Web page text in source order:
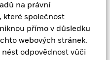
na právní
které společnost
přímo v důsledku
webových stránek.
odpovědnost vůči
stránky BNBV.
organizace, která není
webových stránek
odpovědnost za obsah
produkty nebo zboží